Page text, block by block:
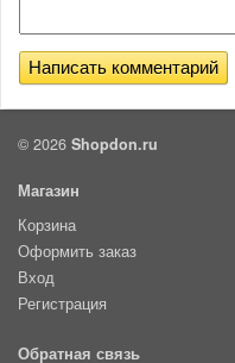
© 2026 Shopdon.ru
Магазин
Корзина
Оформить заказ
Вход
Регистрация
Обратная связь